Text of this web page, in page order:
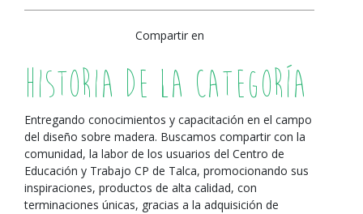
Compartir en
Historia de la Categoría
Entregando conocimientos y capacitación en el campo
del diseño sobre madera. Buscamos compartir con la
comunidad, la labor de los usuarios del Centro de
Educación y Trabajo CP de Talca, promocionando sus
inspiraciones, productos de alta calidad, con
terminaciones únicas, gracias a la adquisición de